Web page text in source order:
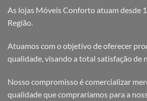
As lojas Móveis Conforto atuam desde
Região.
Atuamos com o objetivo de oferecer
qualidade, visando a total satisfação de
Nosso compromisso é comercializar
qualidade que compraríamos para a